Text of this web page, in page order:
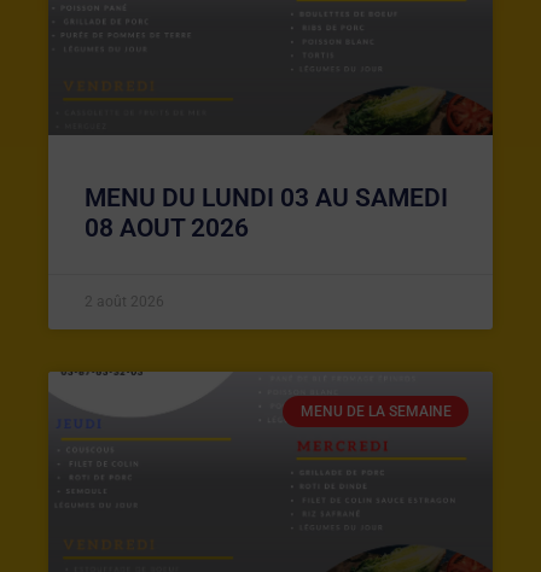
MENU DU LUNDI 03 AU SAMEDI
08 AOUT 2026
2 août 2026
MENU DE LA SEMAINE